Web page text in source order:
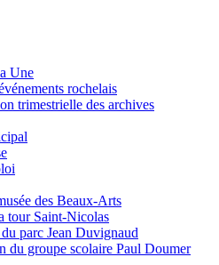
Une
rochelais
trimestrielle des archives
des Beaux-Arts
tour Saint-Nicolas
parc Jean Duvignaud
du groupe scolaire Paul Doumer